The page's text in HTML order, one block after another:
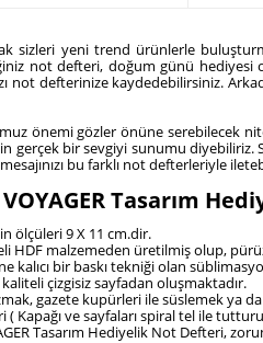
sizleri yeni trend ürünlerle
not defteri, doğum günü hediyesi
not defterinize kaydedebilirsiniz.
önemi gözler önüne serebilecek
gerçek bir sevgiyi sunumu diyebiliriz.
bu farklı not defterleriyle
Tasarım
ölçüleri 9 X 11 cm.dir.
HDF malzemeden üretilmiş olup,
kalıcı bir baskı tekniği olan
çizgisiz sayfadan oluşmaktadır.
gazete kupürleri ile süslemek ya
Kapağı ve sayfaları spiral tel ile
Tasarım Hediyelik Not Defteri,